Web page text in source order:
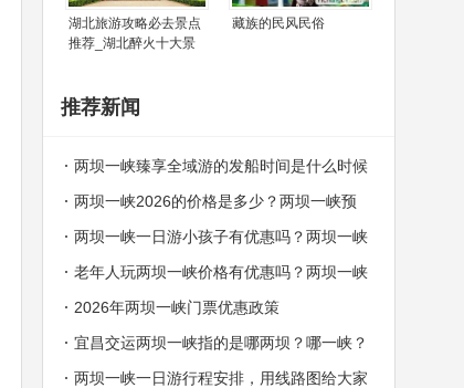
湖北旅游攻略必去景点
推荐_湖北醉火十大景
藏族的民风民俗
推荐新闻
两坝一峡臻享全域游的发船时间是什么时候
两坝一峡2026的价格是多少？两坝一峡预
订中心电话
两坝一峡一日游小孩子有优惠吗？两坝一峡
哪些人群可以免费？
老年人玩两坝一峡价格有优惠吗？两坝一峡
老年人价格
2026年两坝一峡门票优惠政策
宜昌交运两坝一峡指的是哪两坝？哪一峡？
一天有几班？
两坝一峡一日游行程安排，用线路图给大家